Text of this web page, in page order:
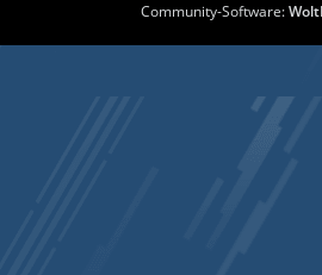
Community-Software: